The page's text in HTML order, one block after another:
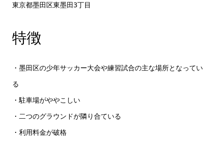
東京都墨田区東墨田3丁目
特徴
・墨田区の少年サッカー大会や練習試合の主な場所となってい
る
・駐車場がややこしい
・二つのグラウンドが隣り合ている
・利用料金が破格